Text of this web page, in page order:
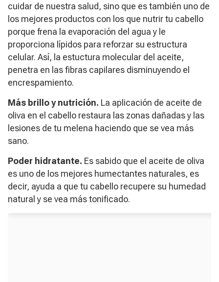
cuidar de nuestra salud, sino que es también uno de
los mejores productos con los que nutrir tu cabello
porque frena la evaporación del agua y le
proporciona lípidos para reforzar su estructura
celular. Así, la estuctura molecular del aceite,
penetra en las fibras capilares disminuyendo el
encrespamiento.
Más brillo y nutrición. La aplicación de aceite de
oliva en el cabello restaura las zonas dañadas y las
lesiones de tu melena haciendo que se vea más
sano.
Poder hidratante. Es sabido que el aceite de oliva
es uno de los mejores humectantes naturales, es
decir, ayuda a que tu cabello recupere su humedad
natural y se vea más tonificado.